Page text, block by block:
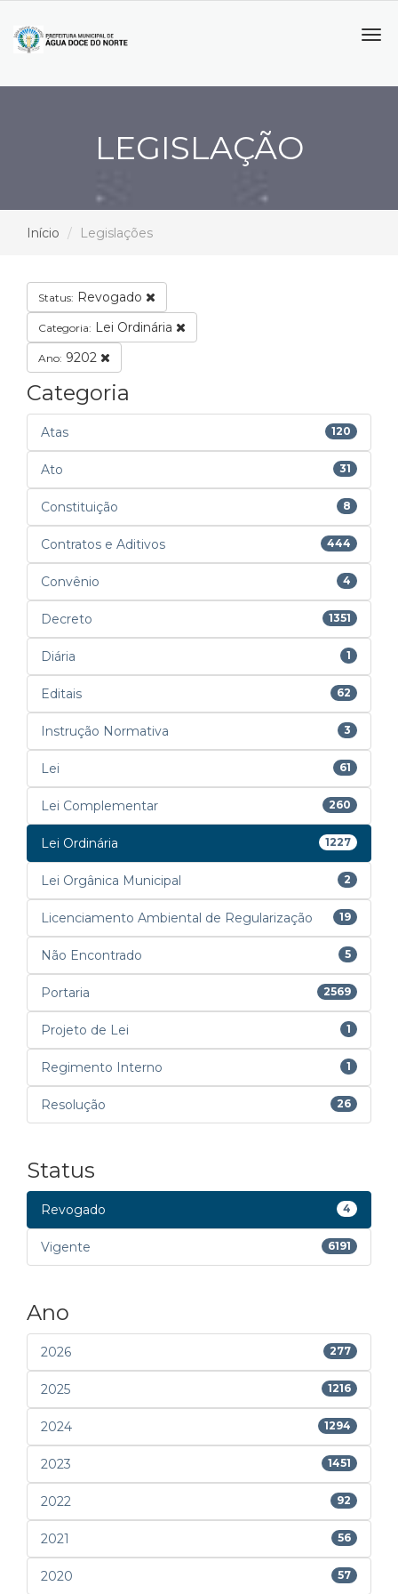
LEGISLAÇÃO
Início Legislações
Status: Revogado
Categoria: Lei Ordinária
Ano: 9202
Categoria
Atas 120
Ato 31
Constituição 8
Contratos e Aditivos 444
Convênio 4
Decreto 1351
Diária 1
Editais 62
Instrução Normativa 3
Lei 61
Lei Complementar 260
Lei Ordinária 1227
Lei Orgânica Municipal 2
Licenciamento Ambiental de Regularização 19
Não Encontrado 5
Portaria 2569
Projeto de Lei 1
Regimento Interno 1
Resolução 26
Status
Revogado 4
Vigente 6191
Ano
2026 277
2025 1216
2024 1294
2023 1451
2022 92
2021 56
2020 57